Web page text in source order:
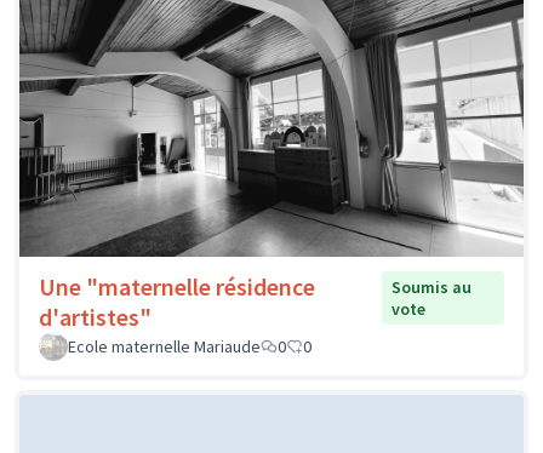
Une "maternelle résidence
d'artistes"
Soumis au
vote
Ecole maternelle Mariaude
0 0